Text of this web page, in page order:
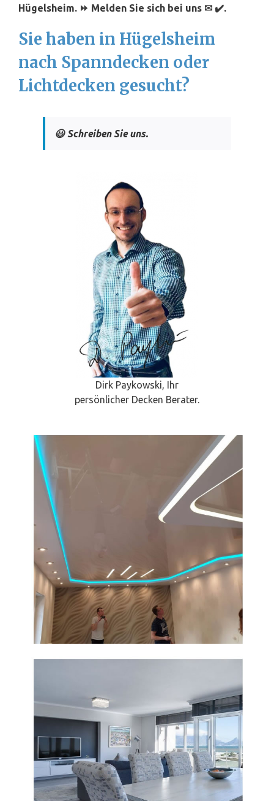
Hügelsheim. ⏩ Melden Sie sich bei uns ✉ ✔️.
Sie haben in Hügelsheim
nach Spanndecken oder
Lichtdecken gesucht?
😃 Schreiben Sie uns.
Dirk Paykowski, Ihr
persönlicher Decken Berater.